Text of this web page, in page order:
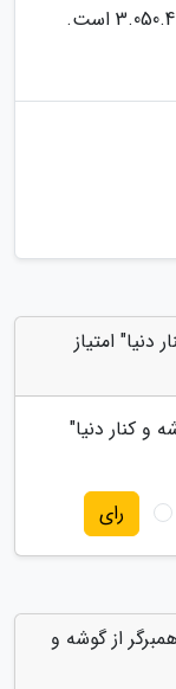
امتیاز
و کنار دنیا"
رای
از گوشه و